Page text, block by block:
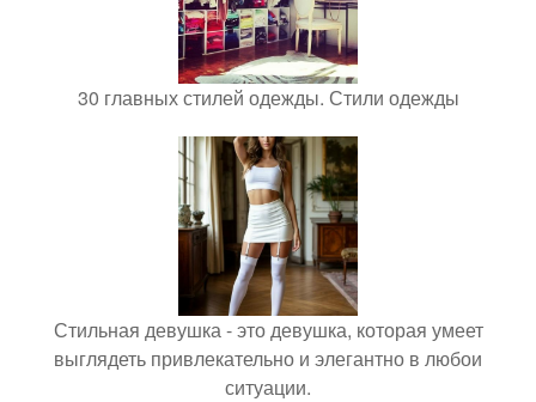
30 главных стилей одежды. Стили одежды
Стильная девушка - это девушка, которая умеет
выглядеть привлекательно и элегантно в любои
ситуации.